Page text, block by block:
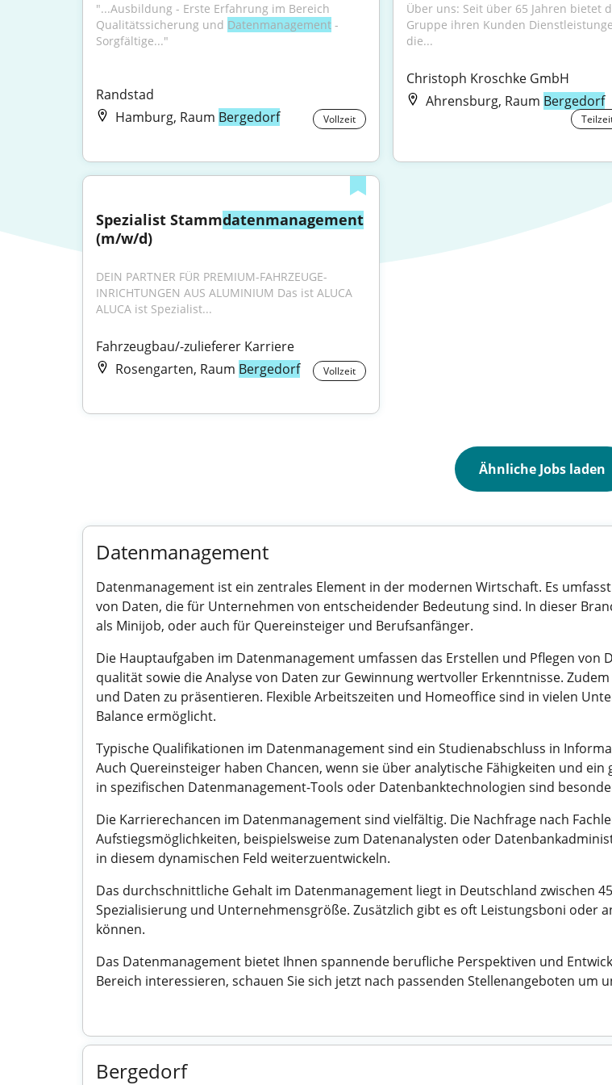
"...Ausbildung - Erste Erfahrung im Bereich
Qualitätssicherung und Datenmanagement -
Sorgfältige..."
Randstad
Hamburg, Raum Bergedorf Vollzeit
Über uns: Seit über 65 Jahren bietet
Gruppe ihren Kunden
die...
Christoph Kroschke GmbH
Ahrensburg, Raum Bergedorf
Spezialist Stammdatenmanagement
(m/w/d)
DEIN PARTNER FÜR PREMIUM-FAHRZEUGE­
INRICHTUNGEN AUS ALUMINIUM Das ist ALUCA
ALUCA ist Spezialist...
Fahrzeugbau/-zulieferer Karriere
Rosengarten, Raum Bergedorf Vollzeit
Ähnliche Jobs laden
Datenmanagement
Datenmanagement ist ein zentrales Element in der modernen Wirtschaft. Es
von Daten, die für Unternehmen von entscheidender Bedeutung sind. In dieser
als Minijob, oder auch für Quereinsteiger und Berufsanfänger.
Die Hauptaufgaben im Datenmanagement umfassen das Erstellen und Pflegen
qualität sowie die Analyse von Daten zur Gewinnung wertvoller Erkenntnisse.
und Daten zu präsentieren. Flexible Arbeitszeiten und Homeoffice sind in vielen
Balance ermöglicht.
Typische Qualifikationen im Datenmanagement sind ein Studienabschluss in
Auch Quereinsteiger haben Chancen, wenn sie über analytische Fähigkeiten und
in spezifischen Datenmanagement-Tools oder Datenbanktechnologien sind
Die Karrierechancen im Datenmanagement sind vielfältig. Die Nachfrage nach
Aufstiegsmöglichkeiten, beispielsweise zum Datenanalysten oder
in diesem dynamischen Feld weiterzuentwickeln.
Das durchschnittliche Gehalt im Datenmanagement liegt in Deutschland zwischen
Spezialisierung und Unternehmensgröße. Zusätzlich gibt es oft Leistungsboni oder
können.
Das Datenmanagement bietet Ihnen spannende berufliche Perspektiven und
Bereich interessieren, schauen Sie sich jetzt nach passenden Stellenangeboten um
Bergedorf